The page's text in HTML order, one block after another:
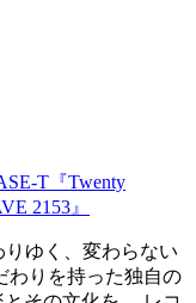
T『Twenty
2153』
りゆく、変わらない
わりを持った独自の